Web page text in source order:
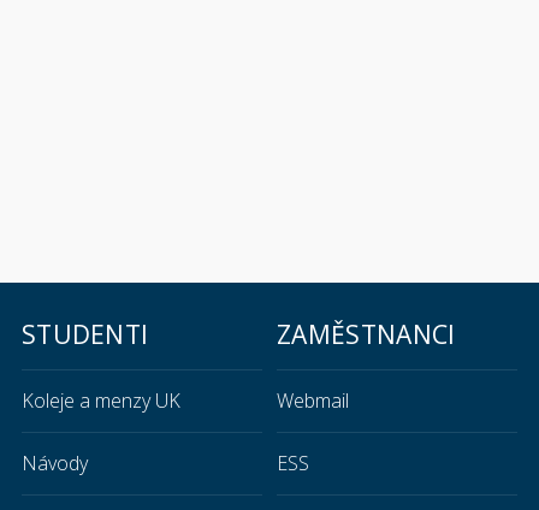
STUDENTI
Koleje a menzy UK
Návody
ZAMĚSTNANCI
Webmail
ESS